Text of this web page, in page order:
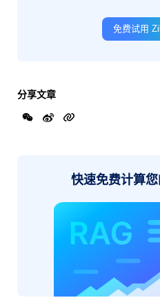
免费试用
分享文章
快速免费计算